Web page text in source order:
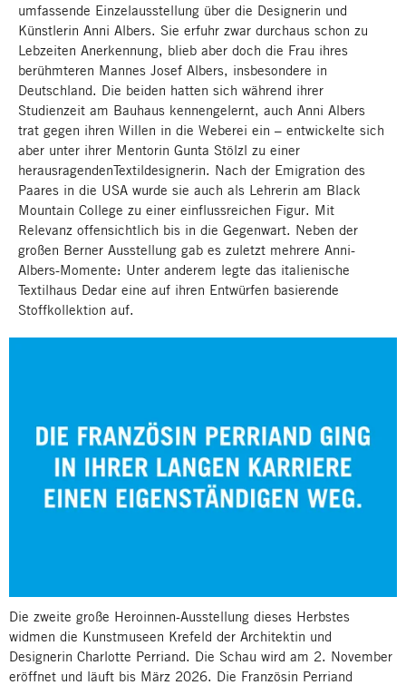
umfassende Einzelausstellung über die Designerin und
Künstlerin Anni Albers. Sie erfuhr zwar durchaus schon zu
Lebzeiten Anerkennung, blieb aber doch die Frau ihres
berühmteren Mannes Josef Albers, insbesondere in
Deutschland. Die beiden hatten sich während ihrer
Studienzeit am Bauhaus kennengelernt, auch Anni Albers
trat gegen ihren Willen in die Weberei ein – entwickelte sich
aber unter ihrer Mentorin Gunta Stölzl zu einer
herausragendenTextildesignerin. Nach der Emigration des
Paares in die USA wurde sie auch als Lehrerin am Black
Mountain College zu einer einflussreichen Figur. Mit
Relevanz offensichtlich bis in die Gegenwart. Neben der
großen Berner Ausstellung gab es zuletzt mehrere Anni-
Albers-Momente: Unter anderem legte das italienische
Textilhaus Dedar eine auf ihren Entwürfen basierende
Stoffkollektion auf.
Die zweite große Heroinnen-Ausstellung dieses Herbstes
widmen die Kunstmuseen Krefeld der Architektin und
Designerin Charlotte Perriand. Die Schau wird am 2. November
eröffnet und läuft bis März 2026. Die Französin Perriand